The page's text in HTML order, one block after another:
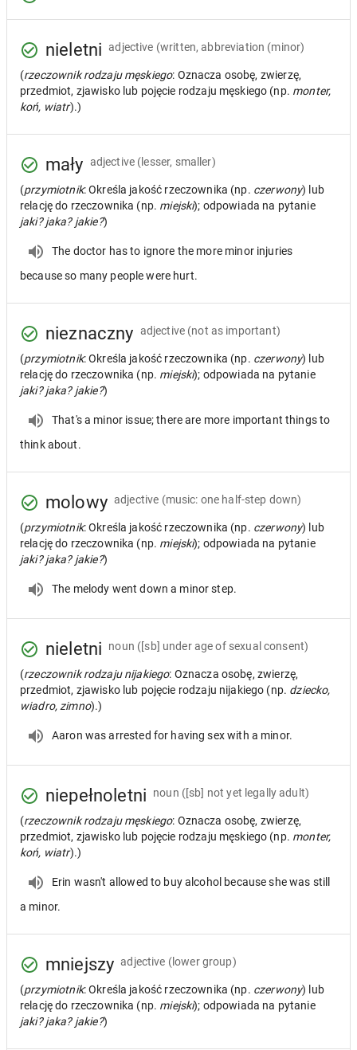
nieletni adjective (written, abbreviation (minor)
(rzeczownik rodzaju męskiego: Oznacza osobę, zwierzę,
przedmiot, zjawisko lub pojęcie rodzaju męskiego (np. monter,
koń, wiatr).)
mały adjective (lesser, smaller)
(przymiotnik: Określa jakość rzeczownika (np. czerwony) lub
relację do rzeczownika (np. miejski); odpowiada na pytanie
jaki? jaka? jakie?)
The doctor has to ignore the more minor injuries
because so many people were hurt.
nieznaczny adjective (not as important)
(przymiotnik: Określa jakość rzeczownika (np. czerwony) lub
relację do rzeczownika (np. miejski); odpowiada na pytanie
jaki? jaka? jakie?)
That's a minor issue; there are more important things to
think about.
molowy adjective (music: one half-step down)
(przymiotnik: Określa jakość rzeczownika (np. czerwony) lub
relację do rzeczownika (np. miejski); odpowiada na pytanie
jaki? jaka? jakie?)
The melody went down a minor step.
nieletni noun ([sb] under age of sexual consent)
(rzeczownik rodzaju nijakiego: Oznacza osobę, zwierzę,
przedmiot, zjawisko lub pojęcie rodzaju nijakiego (np. dziecko,
wiadro, zimno).)
Aaron was arrested for having sex with a minor.
niepełnoletni noun ([sb] not yet legally adult)
(rzeczownik rodzaju męskiego: Oznacza osobę, zwierzę,
przedmiot, zjawisko lub pojęcie rodzaju męskiego (np. monter,
koń, wiatr).)
Erin wasn't allowed to buy alcohol because she was still
a minor.
mniejszy adjective (lower group)
(przymiotnik: Określa jakość rzeczownika (np. czerwony) lub
relację do rzeczownika (np. miejski); odpowiada na pytanie
jaki? jaka? jakie?)